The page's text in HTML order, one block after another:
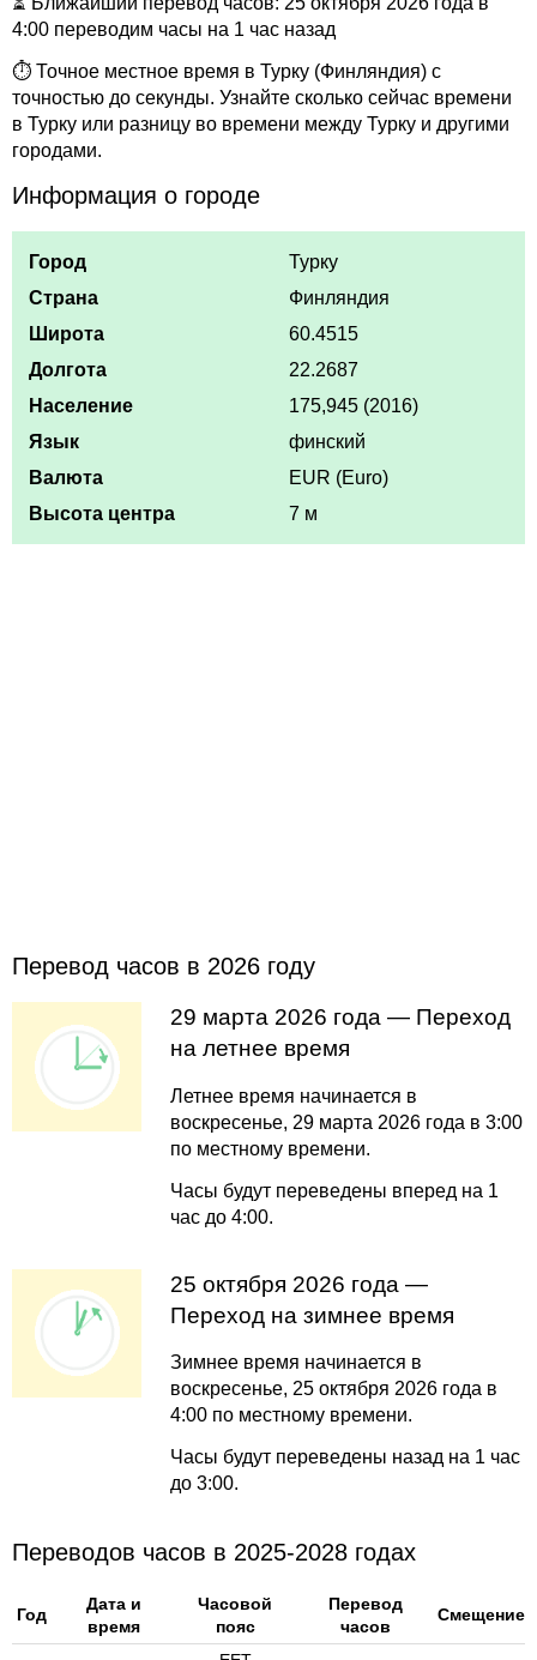
4:00 переводим часы на 1 час назад
⏱ Точное местное время в Турку (Финляндия) с
точностью до секунды. Узнайте сколько сейчас времени
в Турку или разницу во времени между Турку и другими
городами.
Информация о городе
Город
Турку
Страна
Финляндия
Широта
60.4515
Долгота
22.2687
Население
175,945 (2016)
Язык
финский
Валюта
EUR (Euro)
Высота центра
7 м
Перевод часов в 2026 году
29 марта 2026 года — Переход
на летнее время
Летнее время начинается в
воскресенье, 29 марта 2026 года в 3:00
по местному времени.
Часы будут переведены вперед на 1
час до 4:00.
25 октября 2026 года —
Переход на зимнее время
Зимнее время начинается в
воскресенье, 25 октября 2026 года в
4:00 по местному времени.
Часы будут переведены назад на 1 час
до 3:00.
Переводов часов в 2025-2028 годах
Год
Дата и
время
Часовой
пояс
Перевод
часов
Смещение